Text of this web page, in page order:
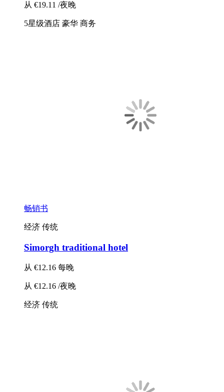
从 €19.11 /夜晚
5星级酒店 豪华 商务
畅销书
经济 传统
Simorgh traditional hotel
从 €12.16 每晚
从 €12.16 /夜晚
经济 传统